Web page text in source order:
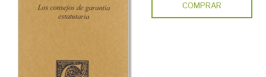
COMPRAR